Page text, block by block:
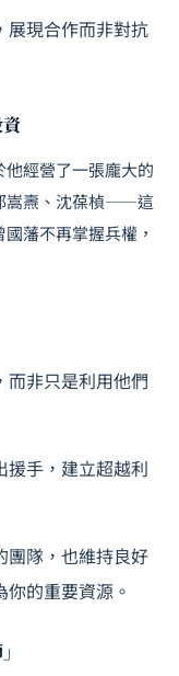
展現合作而非對抗
經營了一張龐大的
嵩燾、沈葆楨——這
藩不再掌握兵權，
而非只是利用他們
援手，建立超越利
團隊，也維持良好
的重要資源。